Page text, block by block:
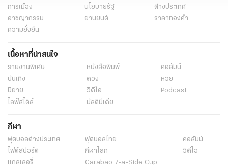
การเมือง
นโยบายรัฐ
ต่างประเทศ
อาชญากรรม
ยานยนต์
ราคาทองคำ
ความยั่งยืน
เนื้อหาที่น่าสนใจ
รายงานพิเศษ หนังสือพิมพ์
คอลัมน์
บันเทิง
ดวง
หวย
นิยาย
วิดีโอ
Podcast
ไลฟ์สไตล์
มัลติมีเดีย
กีฬา
ฟุตบอลต่่างประเทศ ฟุตบอลไทย
คอลัมน์
ไฟต์สปอร์ต
กีฬาโลก
วิดีโอ
แกลเลอรี่
Carabao 7-a-Side Cup